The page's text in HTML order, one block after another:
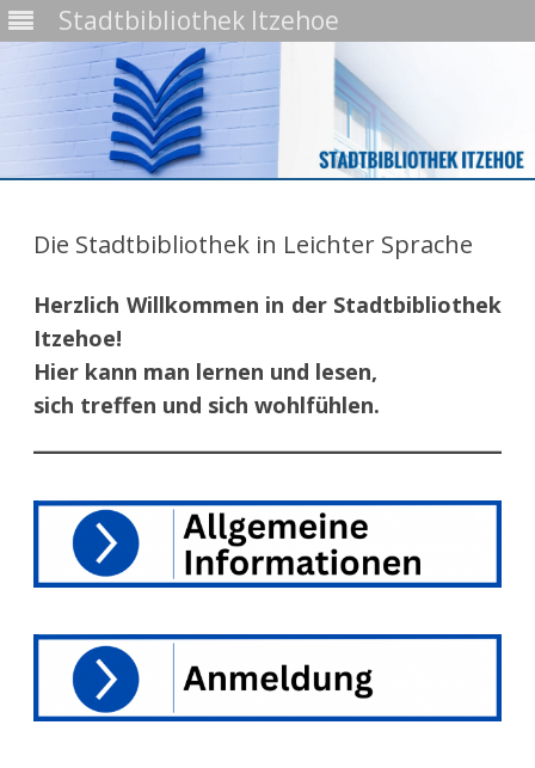
Stadtbibliothek Itzehoe
Die Stadtbibliothek in Leichter Sprache
Herzlich Willkommen in der Stadtbibliothek
Itzehoe!
Hier kann man lernen und lesen,
sich treffen und sich wohlfühlen.